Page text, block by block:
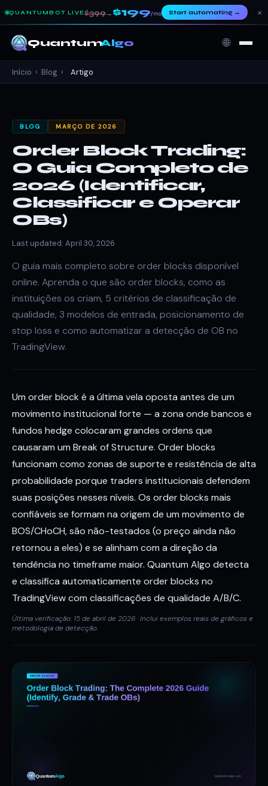
QUANTUMBOT LIVE$399→ $199/mo Start automating→ ×
QuantumAlgo 🌐
Início › Blog › Artigo
BLOG MARÇO DE 2026
Order Block Trading:
O Guia Completo de
2026 (Identificar,
Classificar e Operar
OBs)
Last updated: April 30, 2026
O guia mais completo sobre order blocks disponível
online. Aprenda o que são order blocks, como as
instituições os criam, 5 critérios de classificação de
qualidade, 3 modelos de entrada, posicionamento de
stop loss e como automatizar a detecção de OB no
TradingView.
Um order block é a última vela oposta antes de um
movimento institucional forte — a zona onde bancos e
fundos hedge colocaram grandes ordens que
causaram um Break of Structure. Order blocks
funcionam como zonas de suporte e resistência de alta
probabilidade porque traders institucionais defendem
suas posições nesses níveis. Os order blocks mais
confiáveis se formam na origem de um movimento de
BOS/CHoCH, são não-testados (o preço ainda não
retornou a eles) e se alinham com a direção da
tendência no timeframe maior. Quantum Algo detecta
e classifica automaticamente order blocks no
TradingView com classificações de qualidade A/B/C.
Última verificação: 15 de abril de 2026 · Inclui exemplos reais de gráficos e
metodologia de detecção.